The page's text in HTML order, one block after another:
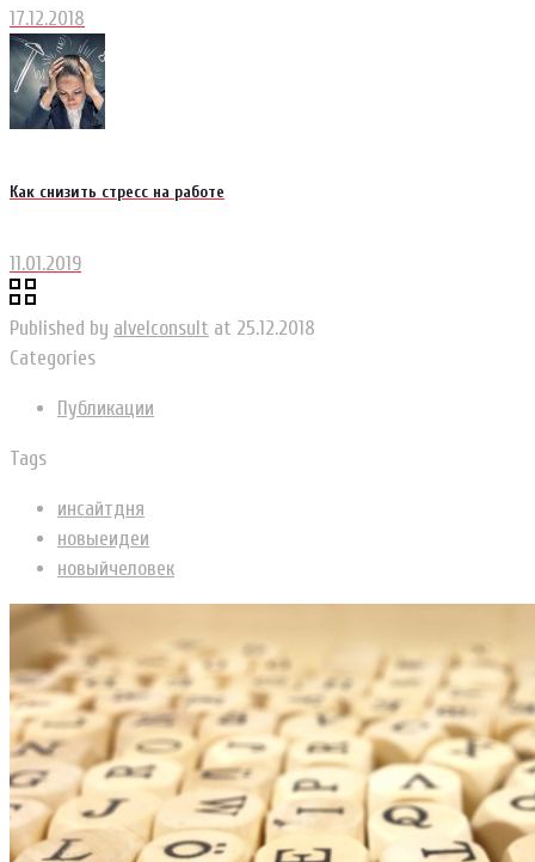
17.12.2018
Как снизить стресс на работе
11.01.2019
Published by alvelconsult at 25.12.2018
Categories
Публикации
Tags
инсайтдня
новыеидеи
новыйчеловек